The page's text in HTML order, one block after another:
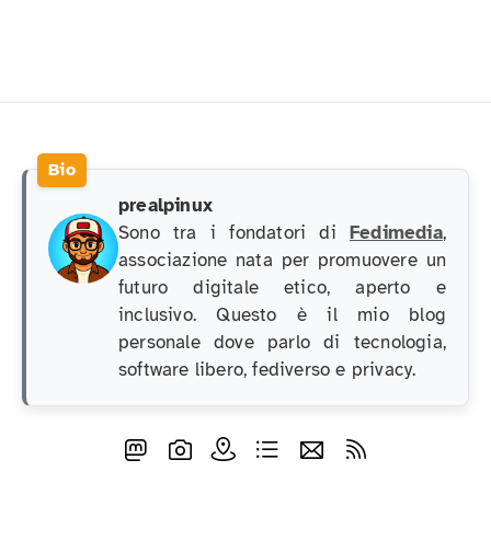
prealpinux
Sono tra i fondatori di Fedimedia,
associazione nata per promuovere un
futuro digitale etico, aperto e
inclusivo. Questo è il mio blog
personale dove parlo di tecnologia,
software libero, fediverso e privacy.